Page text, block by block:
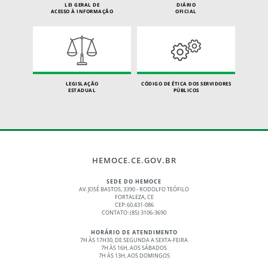
LEI GERAL DE
ACESSO À INFORMAÇÃO
DIÁRIO
OFICIAL
LEGISLAÇÃO
ESTADUAL
CÓDIGO DE ÉTICA DOS SERVIDORES
PÚBLICOS
HEMOCE.CE.GOV.BR
SEDE DO HEMOCE
AV. JOSÉ BASTOS, 3390 - RODOLFO TEÓFILO
FORTALEZA, CE
CEP: 60.431-086
CONTATO: (85) 3106-3690
HORÁRIO DE ATENDIMENTO
7H ÀS 17H30, DE SEGUNDA A SEXTA-FEIRA
7H ÀS 16H, AOS SÁBADOS
7H ÀS 13H, AOS DOMINGOS